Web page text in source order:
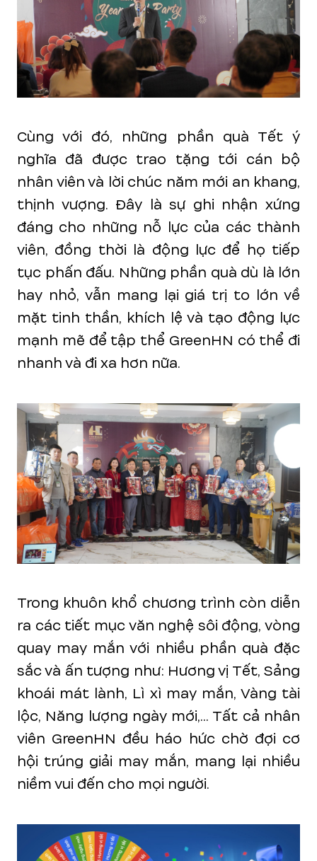
Cùng với đó, những phần quà Tết ý
nghĩa đã được trao tặng tới cán bộ
nhân viên và lời chúc năm mới an khang,
thịnh vượng. Đây là sự ghi nhận xứng
đáng cho những nỗ lực của các thành
viên, đồng thời là động lực để họ tiếp
tục phấn đấu. Những phần quà dù là lớn
hay nhỏ, vẫn mang lại giá trị to lớn về
mặt tinh thần, khích lệ và tạo động lực
mạnh mẽ để tập thể GreenHN có thể đi
nhanh và đi xa hơn nữa.
Trong khuôn khổ chương trình còn diễn
ra các tiết mục văn nghệ sôi động, vòng
quay may mắn với nhiều phần quà đặc
sắc và ấn tượng như: Hương vị Tết, Sảng
khoái mát lành, Lì xì may mắn, Vàng tài
lộc, Năng lượng ngày mới,... Tất cả nhân
viên GreenHN đều háo hức chờ đợi cơ
hội trúng giải may mắn, mang lại nhiều
niềm vui đến cho mọi người.